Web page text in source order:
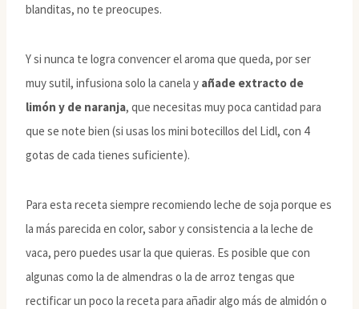
blanditas, no te preocupes.
Y si nunca te logra convencer el aroma que queda, por ser
muy sutil, infusiona solo la canela y añade extracto de
limón y de naranja, que necesitas muy poca cantidad para
que se note bien (si usas los mini botecillos del Lidl, con 4
gotas de cada tienes suficiente).
Para esta receta siempre recomiendo leche de soja porque es
la más parecida en color, sabor y consistencia a la leche de
vaca, pero puedes usar la que quieras. Es posible que con
algunas como la de almendras o la de arroz tengas que
rectificar un poco la receta para añadir algo más de almidón o